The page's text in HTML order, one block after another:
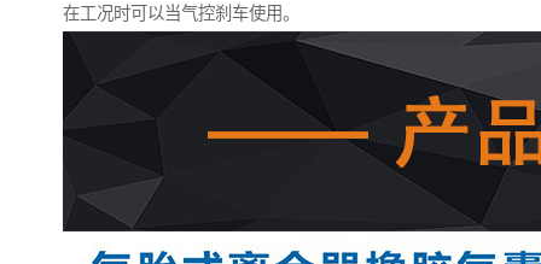
在工况时可以当气控刹车使用。